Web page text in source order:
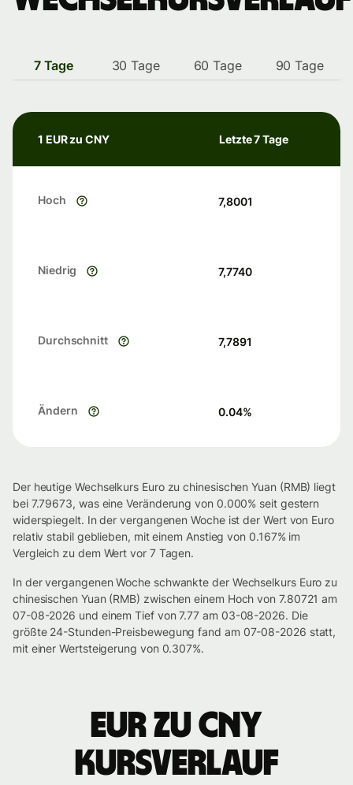
7 Tage 30 Tage 60 Tage 90 Tage
1 EUR zu CNY Letzte 7 Tage
Hoch 7,8001
Niedrig 7,7740
Durchschnitt 7,7891
Ändern 0.04%
Der heutige Wechselkurs Euro zu chinesischen Yuan (RMB) liegt
bei 7.79673, was eine Veränderung von 0.000% seit gestern
widerspiegelt. In der vergangenen Woche ist der Wert von Euro
relativ stabil geblieben, mit einem Anstieg von 0.167% im
Vergleich zu dem Wert vor 7 Tagen.
In der vergangenen Woche schwankte der Wechselkurs Euro zu
chinesischen Yuan (RMB) zwischen einem Hoch von 7.80721 am
07-08-2026 und einem Tief von 7.77 am 03-08-2026. Die
größte 24-Stunden-Preisbewegung fand am 07-08-2026 statt,
mit einer Wertsteigerung von 0.307%.
EUR zu CNY
Kursverlauf